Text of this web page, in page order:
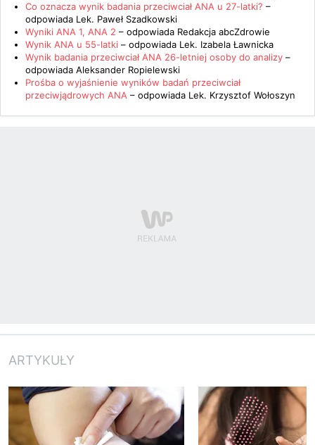
Co oznacza wynik badania przeciwciał ANA u 27-latki? –
odpowiada Lek. Paweł Szadkowski
Wyniki ANA 1, ANA 2 – odpowiada Redakcja abcZdrowie
Wynik ANA u 55-latki – odpowiada Lek. Izabela Ławnicka
Wynik badania przeciwciał ANA 26-letniej osoby do analizy –
odpowiada Aleksander Ropielewski
Prośba o wyjaśnienie wyników badań przeciwciał
przeciwjądrowych ANA – odpowiada Lek. Krzysztof Wołoszyn
ARTYKUŁY